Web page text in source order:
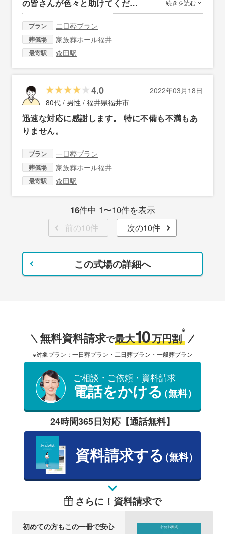
の皆さんが色々と助けてくだ…
続きを読む
プラン 二日葬プラン
葬儀場 家族葬ホール福井
最寄駅 森田駅
4.0
2022年03月18日
80代 / 男性 / 福井県福井市
迅速な対応に感謝します。 特に不備も不満もあ
りません。
プラン 一日葬プラン
葬儀場 家族葬ホール福井
最寄駅 森田駅
16件中 1〜10件を表示
前の10件 次の10件
この式場の詳細へ
無料資料請求で最大10万円割
※
※対象プラン：一日葬プラン・二日葬プラン・一般葬プラン
ご相談・ご依頼・資料請求
電話をかける（無料）
24時間365日対応【通話無料】
資料請求する（無料）
さらに！資料請求で
初めての方もこの一冊で安心